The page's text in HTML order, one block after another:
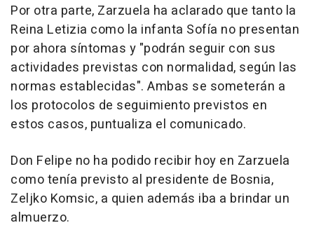
Por otra parte, Zarzuela ha aclarado que tanto la
Reina Letizia como la infanta Sofía no presentan
por ahora síntomas y "podrán seguir con sus
actividades previstas con normalidad, según las
normas establecidas". Ambas se someterán a
los protocolos de seguimiento previstos en
estos casos, puntualiza el comunicado.
Don Felipe no ha podido recibir hoy en Zarzuela
como tenía previsto al presidente de Bosnia,
Zeljko Komsic, a quien además iba a brindar un
almuerzo.